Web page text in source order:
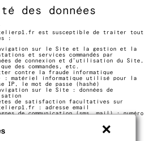
des données
est susceptible de traiter tout
:
sur le Site et la gestion et la
et services commandés par
de connexion et d’utilisation du Site,
des commandes, etc.
contre la fraude informatique
: matériel informatique utilisé pour la
IP, le mot de passe (hashé)
sur le Site : données de
de satisfaction facultatives sur
: adresse email
de communication (sms, mail) : numéro
email
ne commercialise pas vos
qui sont donc uniquement utilisées par
statistiques et d’analyses.